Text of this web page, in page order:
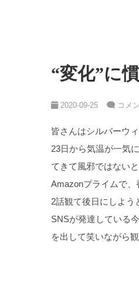
“変化”に
2020-09-25 コメ
皆さんはシルバーウ
23日から気温が一気
てきて風邪ではない
Amazonプライムで
2話観て後日にしよう
SNSが発達している
を出して笑いながら観